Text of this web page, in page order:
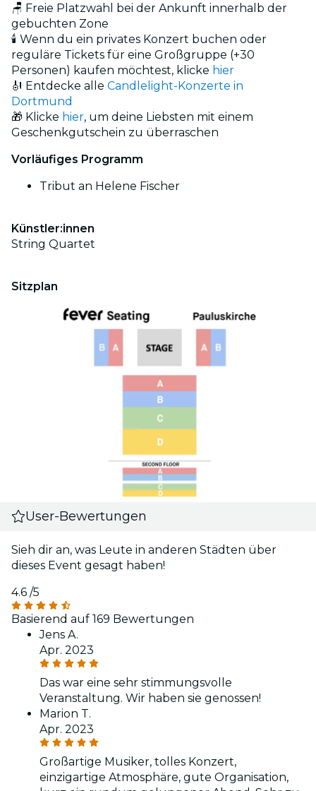
🪑 Freie Platzwahl bei der Ankunft innerhalb der
gebuchten Zone
🕯️ Wenn du ein privates Konzert buchen oder
reguläre Tickets für eine Großgruppe (+30
Personen) kaufen möchtest, klicke hier
🎻 Entdecke alle Candlelight-Konzerte in
Dortmund
🎁 Klicke hier, um deine Liebsten mit einem
Geschenkgutschein zu überraschen
Vorläufiges Programm
Tribut an Helene Fischer
Künstler:innen
String Quartet
Sitzplan
User-Bewertungen
Sieh dir an, was Leute in anderen Städten über
dieses Event gesagt haben!
4.6 /5
Basierend auf 169 Bewertungen
Jens A.
Apr. 2023
Das war eine sehr stimmungsvolle
Veranstaltung. Wir haben sie genossen!
Marion T.
Apr. 2023
Großartige Musiker, tolles Konzert,
einzigartige Atmosphäre, gute Organisation,